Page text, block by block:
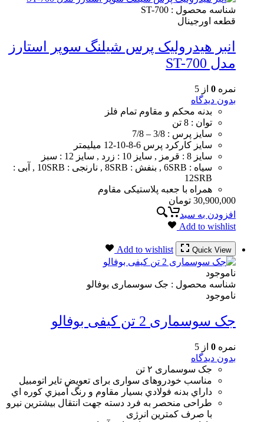
شناسه محصول : ST-700
قطعه اورجینال
انبر هیدرولیک پرس شیلنگ سوپر استارز
مدل ST-700
نمره 0 از 5
بدون دیدگاه
بدنه محکم و مقاوم تمام فلز
توان : 8 تن
سایز پرس : 3/8 – 7/8
سایز کارکرد پرس 6-8-10-12 میلیمتر
سایز 8 : قرمز , سایز 10 : زرد , سایز 12 : سبز
سیاه : 6SRB , بنفش : 8SRB , نارنجی : 10SRB , آبی :
12SRB
همراه با جعبه پلاستیکی مقاوم
30,900,000 تومان
افزودن به سبد
Add to wishlist
Quick View
Add to wishlist
ناموجود
شناسه محصول : جک سوسماری بوفالو
ناموجود
جک سوسماری 2 تن کیفی بوفالو
نمره 0 از 5
بدون دیدگاه
جک سوسماری ۲ تن
مناسب خودروهای سواری برای تعویض تایر اتومبیل
داراي بدنه فولادي بسيار مقاوم و رنگ آميزي كوره اي
طراحی منحصر به فرد دسته جهت انتقال بیشترین نیرو
با صرف کمترین انرژی